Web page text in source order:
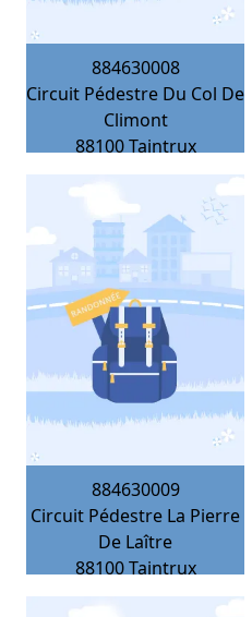
884630008
Circuit Pédestre Du Col De
Climont
88100 Taintrux
884630009
Circuit Pédestre La Pierre
De Laître
88100 Taintrux